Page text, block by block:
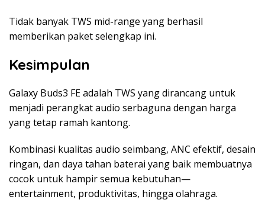
Tidak banyak TWS mid-range yang berhasil
memberikan paket selengkap ini.
Kesimpulan
Galaxy Buds3 FE adalah TWS yang dirancang untuk
menjadi perangkat audio serbaguna dengan harga
yang tetap ramah kantong.
Kombinasi kualitas audio seimbang, ANC efektif, desain
ringan, dan daya tahan baterai yang baik membuatnya
cocok untuk hampir semua kebutuhan—
entertainment, produktivitas, hingga olahraga.